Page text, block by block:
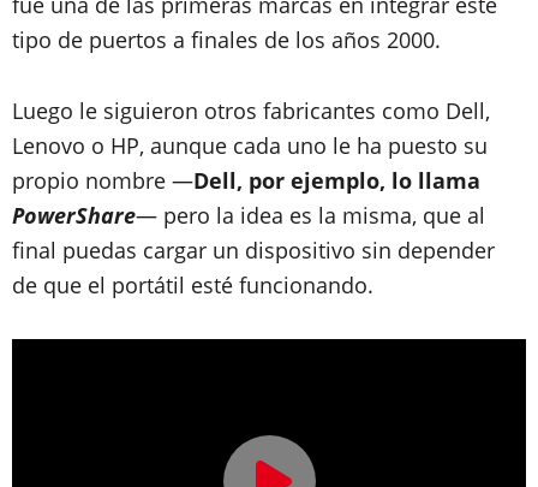
tipo de puertos a finales de los años 2000.
Luego le siguieron otros fabricantes como Dell,
Lenovo o HP, aunque cada uno le ha puesto su
propio nombre —Dell, por ejemplo, lo llama
PowerShare— pero la idea es la misma, que al
final puedas cargar un dispositivo sin depender
de que el portátil esté funcionando.